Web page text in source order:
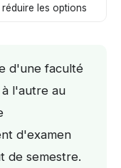
réduire les options
d'une faculté
l'autre au
d'examen
de semestre.